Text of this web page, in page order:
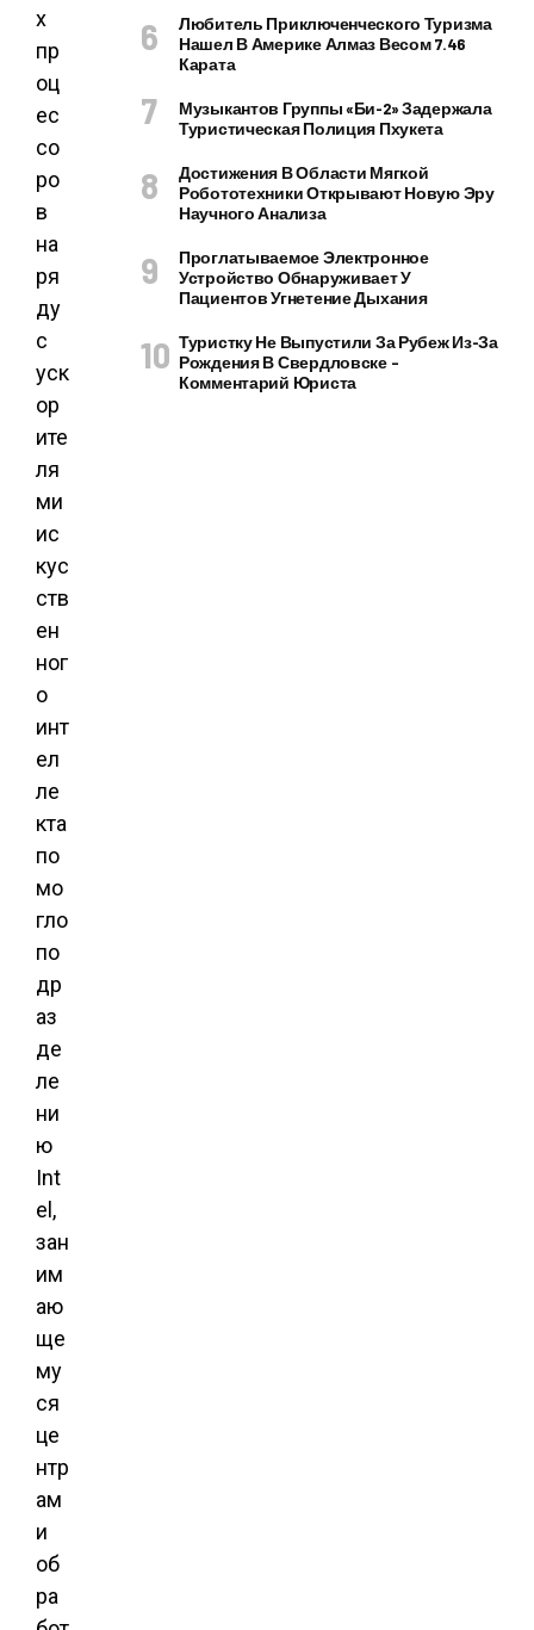
х
пр
оц
ес
со
ро
в
на
ря
ду
с
уск
ор
ите
ля
ми
ис
кус
ств
ен
ног
о
инт
ел
ле
кта
по
мо
гло
по
др
аз
де
ле
ни
ю
Int
el,
зан
им
аю
ще
му
ся
це
нтр
ам
и
об
ра
Любитель Приключенческого Туризма
Нашел В Америке Алмаз Весом 7.46
Карата
Музыкантов Группы «Би-2» Задержала
Туристическая Полиция Пхукета
Достижения В Области Мягкой
Робототехники Открывают Новую Эру
Научного Анализа
Проглатываемое Электронное
Устройство Обнаруживает У
Пациентов Угнетение Дыхания
Туристку Не Выпустили За Рубеж Из-За
Рождения В Свердловске –
Комментарий Юриста